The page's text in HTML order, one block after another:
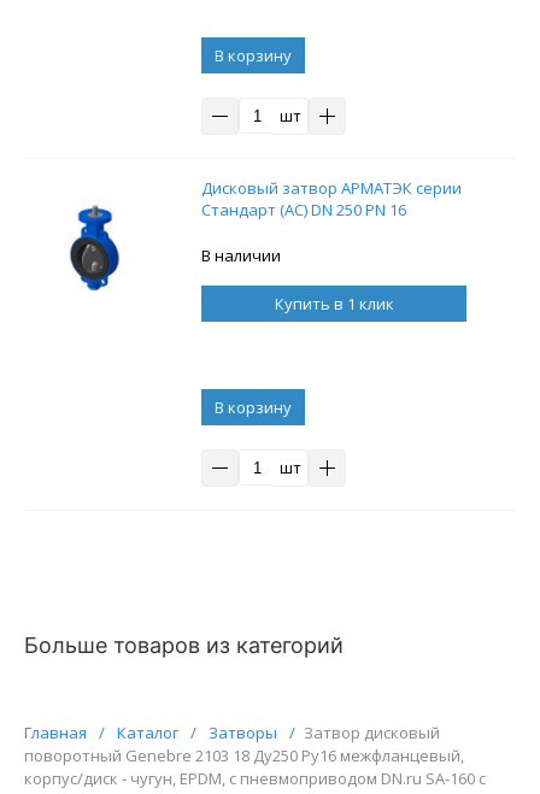
В корзину
шт
Дисковый затвор АРМАТЭК серии
Стандарт (АС) DN 250 PN 16
В наличии
Купить в 1 клик
В корзину
шт
Больше товаров из категорий
Главная / Каталог / Затворы / Затвор дисковый
поворотный Genebre 2103 18 Ду250 Ру16 межфланцевый,
корпус/диск - чугун, EPDM, с пневмоприводом DN.ru SA-160 с